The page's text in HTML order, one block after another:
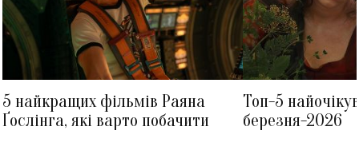
5 найкращих фільмів Раяна
Ґослінга, які варто побачити
Топ-5
березня-2026